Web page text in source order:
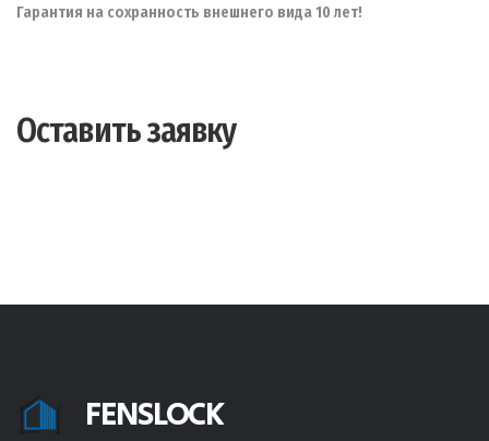
Гарантия на сохранность внешнего вида 10 лет!
Оставить заявку
FENSLOCK